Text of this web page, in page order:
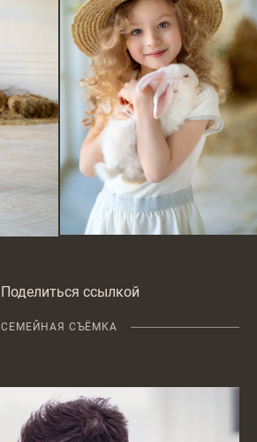
Поделиться ссылкой
СЕМЕЙНАЯ СЪЁМКА